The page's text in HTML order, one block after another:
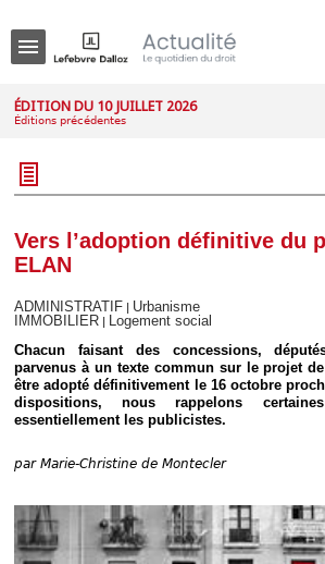
ÉDITION DU 10 JUILLET 2026
Éditions précédentes
Vers l’adoption définitive du
ELAN
ADMINISTRATIF
Urbanisme
IMMOBILIER
Logement social
Chacun faisant des concessions,
parvenus à un texte commun sur le projet
être adopté définitivement le 16 octobre
dispositions, nous rappelons
essentiellement les publicistes.
par Marie-Christine de Montecler